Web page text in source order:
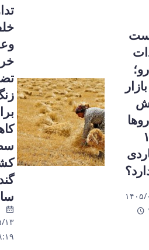
وعده در
تضمینی؛
زنگ خطر
برای
کاهش
سطح زیر
کشت
گندم در
سال آینده
۱۴۰۵/۰۵/۱۳